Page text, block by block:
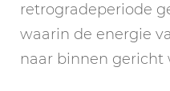
retrogradeperiode
waarin de energie
naar binnen gericht